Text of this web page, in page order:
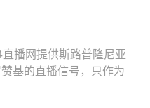
播网提供斯路普隆尼亚
基的直播信号，只作为